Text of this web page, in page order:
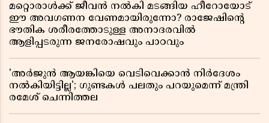
മറ്റൊരാൾക്ക് ജീവൻ നൽകി മടങ്ങിയ ഹീറോയോട്
ഈ അവഗണന വേണമായിരുന്നോ? രാജേഷിൻ്റെ
ഭൗതിക ശരീരത്തോടുള്ള അനാദരവിൽ
ആളിപ്പടരുന്ന ജനരോഷവും പാഠവും
'അർജുൻ ആയങ്കിയെ വെടിവെക്കാൻ നിർദേശം
നൽകിയിട്ടില്ല'; ഗുണ്ടകൾ പലതും പറയുമെന്ന് മന്ത്രി
രമേശ് ചെന്നിത്തല